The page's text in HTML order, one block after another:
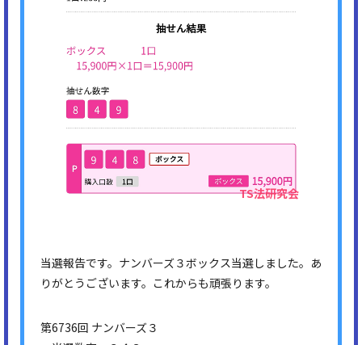
当選報告です。ナンバーズ３ボックス当選しました。あ
りがとうございます。これからも頑張ります。
第6736回 ナンバーズ３